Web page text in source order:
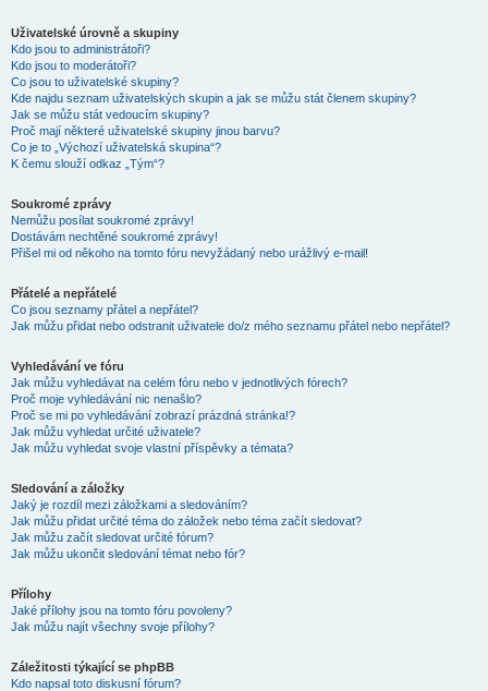
Uživatelské úrovně a skupiny
Kdo jsou to administrátoři?
Kdo jsou to moderátoři?
Co jsou to uživatelské skupiny?
Kde najdu seznam uživatelských skupin a jak se můžu stát členem skupiny?
Jak se můžu stát vedoucím skupiny?
Proč mají některé uživatelské skupiny jinou barvu?
Co je to „Výchozí uživatelská skupina“?
K čemu slouží odkaz „Tým“?
Soukromé zprávy
Nemůžu posílat soukromé zprávy!
Dostávám nechtěné soukromé zprávy!
Přišel mi od někoho na tomto fóru nevyžádaný nebo urážlivý e-mail!
Přátelé a nepřátelé
Co jsou seznamy přátel a nepřátel?
Jak můžu přidat nebo odstranit uživatele do/z mého seznamu přátel nebo nepřátel?
Vyhledávání ve fóru
Jak můžu vyhledávat na celém fóru nebo v jednotlivých fórech?
Proč moje vyhledávání nic nenašlo?
Proč se mi po vyhledávání zobrazí prázdná stránka!?
Jak můžu vyhledat určité uživatele?
Jak můžu vyhledat svoje vlastní příspěvky a témata?
Sledování a záložky
Jaký je rozdíl mezi záložkami a sledováním?
Jak můžu přidat určité téma do záložek nebo téma začít sledovat?
Jak můžu začít sledovat určité fórum?
Jak můžu ukončit sledování témat nebo fór?
Přílohy
Jaké přílohy jsou na tomto fóru povoleny?
Jak můžu najít všechny svoje přílohy?
Záležitosti týkající se phpBB
Kdo napsal toto diskusní fórum?